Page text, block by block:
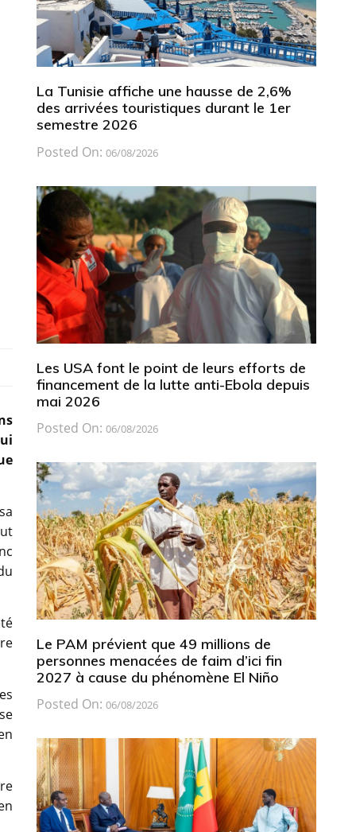
La Tunisie affiche une hausse de 2,6%
des arrivées touristiques durant le 1er
semestre 2026
Posted On: 06/08/2026
Les USA font le point de leurs efforts de
financement de la lutte anti-Ebola depuis
mai 2026
Posted On: 06/08/2026
Le PAM prévient que 49 millions de
personnes menacées de faim d’ici fin
2027 à cause du phénomène El Niño
Posted On: 06/08/2026